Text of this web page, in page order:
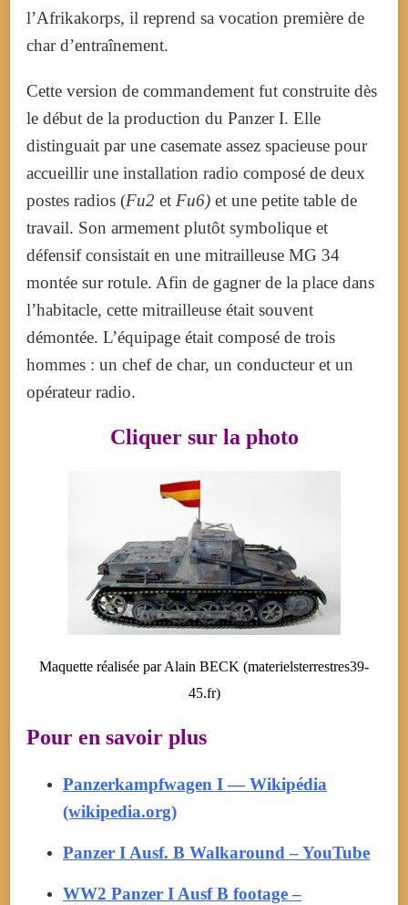
l’Afrikakorps, il reprend sa vocation première de
char d’entraînement.
Cette version de commandement fut construite dès
le début de la production du Panzer I. Elle
distinguait par une casemate assez spacieuse pour
accueillir une installation radio composé de deux
postes radios (Fu2 et Fu6) et une petite table de
travail. Son armement plutôt symbolique et
défensif consistait en une mitrailleuse MG 34
montée sur rotule. Afin de gagner de la place dans
l’habitacle, cette mitrailleuse était souvent
démontée. L’équipage était composé de trois
hommes : un chef de char, un conducteur et un
opérateur radio.
Cliquer sur la photo
Maquette réalisée par Alain BECK (materielsterrestres39-
45.fr)
Pour en savoir plus
Panzerkampfwagen I — Wikipédia
(wikipedia.org)
Panzer I Ausf. B Walkaround – YouTube
WW2 Panzer I Ausf B footage –